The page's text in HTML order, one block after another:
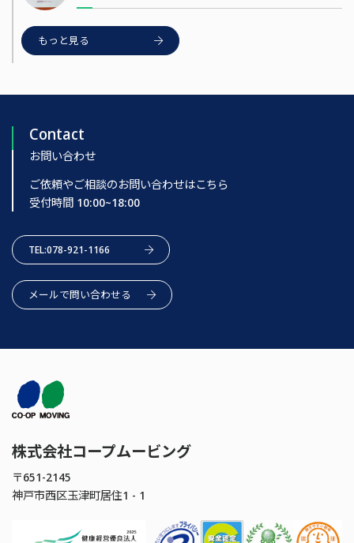
もっと見る
Contact
お問い合わせ
ご依頼やご相談のお問い合わせはこちら
受付時間 10:00~18:00
TEL:078-921-1166
メールで問い合わせる
株式会社コープムービング
〒651-2145
神戸市西区玉津町居住1 - 1